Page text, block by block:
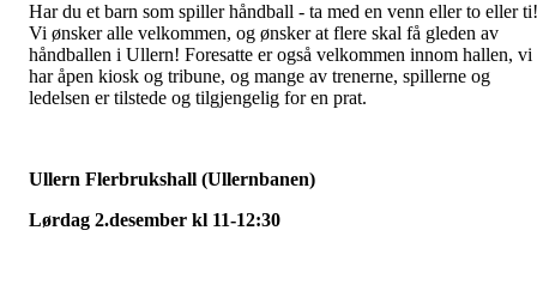
Har du et barn som spiller håndball - ta med en venn eller to eller ti!
Vi ønsker alle velkommen, og ønsker at flere skal få gleden av
håndballen i Ullern! Foresatte er også velkommen innom hallen, vi
har åpen kiosk og tribune, og mange av trenerne, spillerne og
ledelsen er tilstede og tilgjengelig for en prat.
Ullern Flerbrukshall (Ullernbanen)
Lørdag 2.desember kl 11-12:30